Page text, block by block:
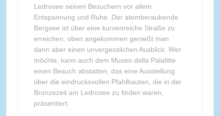
Ledrosee seinen Besuchern vor allem
Entspannung und Ruhe. Der atemberaubende
Bergsee ist über eine kurvenreiche Straße zu
erreichen, oben angekommen genießt man
dann aber einen unvergesslichen Ausblick. Wer
möchte, kann auch dem Museo della Palafitte
einen Besuch abstatten, das eine Ausstellung
über die eindrucksvollen Pfahlbauten, die in der
Bronzezeit am Ledrosee zu finden waren,
präsentiert.